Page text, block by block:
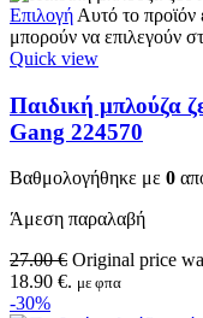
Επιλογή Αυτό το προϊόν
μπορούν να επιλεγούν
Quick view
Παιδική μπλούζα
Gang 224570
Βαθμολογήθηκε με 0
Άμεση παραλαβή
27.00€ Original price
18.90 €. με φπα
-30%